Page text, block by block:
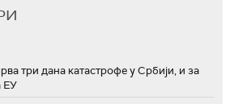
три дана катастрофе у Србији, и за
ЕУ